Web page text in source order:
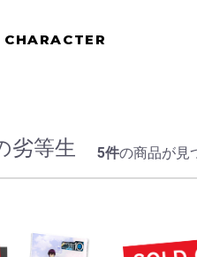
CHARACTER
劣等生 5件の商品が見